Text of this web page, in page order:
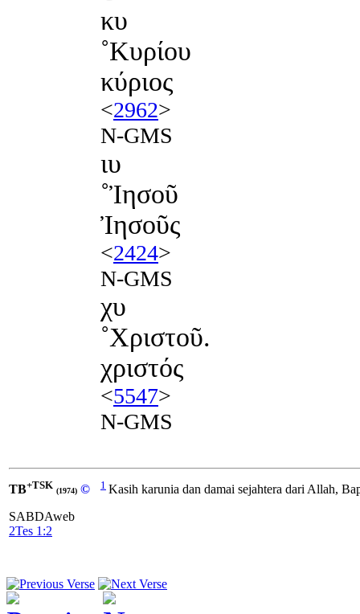
κυ
˚Κυρίου
κύριος
<2962>
N-GMS
ιυ
˚Ἰησοῦ
Ἰησοῦς
<2424>
N-GMS
χυ
˚Χριστοῦ.
χριστός
<5547>
N-GMS
TB+TSK (1974) ©
SABDAweb
2Tes 1:2
1 Kasih karunia dan damai sejahtera dari Allah,